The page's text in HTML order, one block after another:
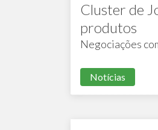
Cluster de
produtos
Negociações
Notícias